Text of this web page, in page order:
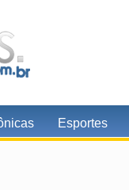
Esportes